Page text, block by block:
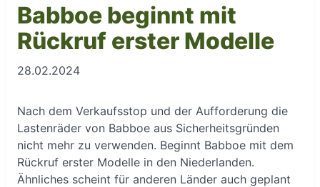
Babboe beginnt mit
Rückruf erster Modelle
28.02.2024
Nach dem Verkaufsstop und der Aufforderung die
Lastenräder von Babboe aus Sicherheitsgründen
nicht mehr zu verwenden. Beginnt Babboe mit dem
Rückruf erster Modelle in den Niederlanden.
Ähnliches scheint für anderen Länder auch geplant